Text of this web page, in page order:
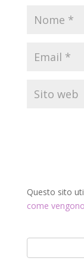
Questo sito
come